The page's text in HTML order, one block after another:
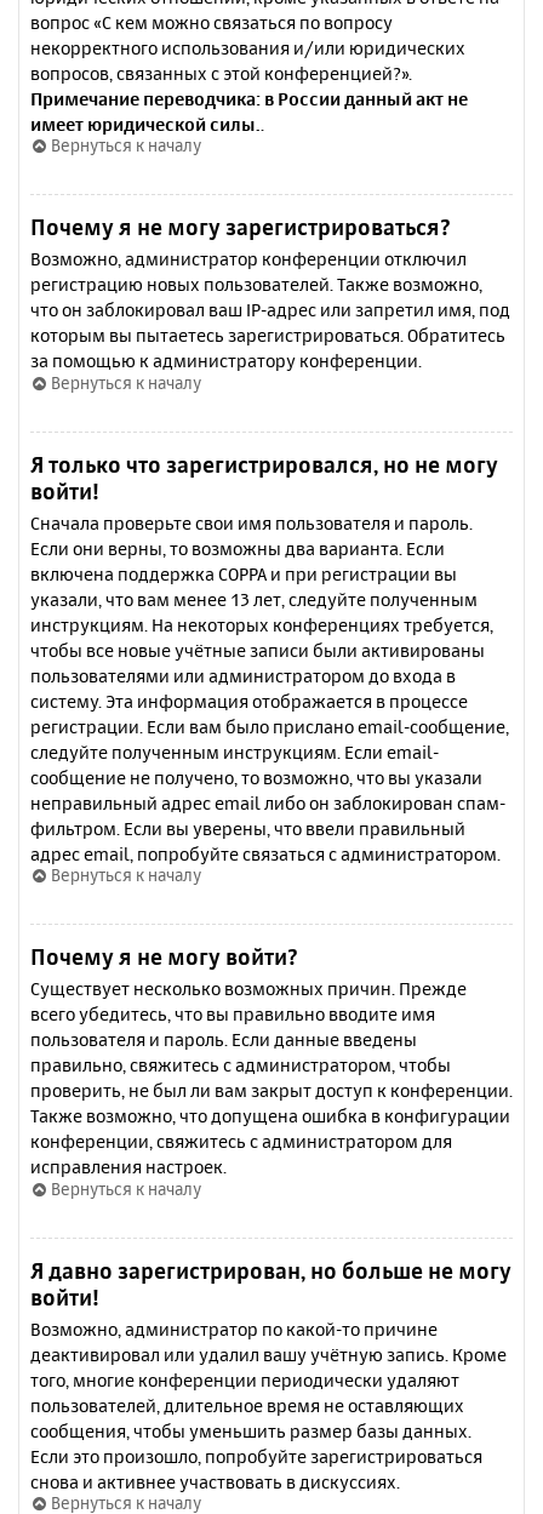
вопрос «С кем можно связаться по вопросу
некорректного использования и/или юридических
вопросов, связанных с этой конференцией?».
Примечание переводчика: в России данный акт не
имеет юридической силы.
Вернуться к началу
Почему я не могу зарегистрироваться?
Возможно, администратор конференции отключил
регистрацию новых пользователей. Также возможно,
что он заблокировал ваш IP-адрес или запретил имя, под
которым вы пытаетесь зарегистрироваться. Обратитесь
за помощью к администратору конференции.
Вернуться к началу
Я только что зарегистрировался, но не могу
войти!
Сначала проверьте свои имя пользователя и пароль.
Если они верны, то возможны два варианта. Если
включена поддержка COPPA и при регистрации вы
указали, что вам менее 13 лет, следуйте полученным
инструкциям. На некоторых конференциях требуется,
чтобы все новые учётные записи были активированы
пользователями или администратором до входа в
систему. Эта информация отображается в процессе
регистрации. Если вам было прислано email-сообщение,
следуйте полученным инструкциям. Если email-
сообщение не получено, то возможно, что вы указали
неправильный адрес email либо он заблокирован спам-
фильтром. Если вы уверены, что ввели правильный
адрес email, попробуйте связаться с администратором.
Вернуться к началу
Почему я не могу войти?
Существует несколько возможных причин. Прежде
всего убедитесь, что вы правильно вводите имя
пользователя и пароль. Если данные введены
правильно, свяжитесь с администратором, чтобы
проверить, не был ли вам закрыт доступ к конференции.
Также возможно, что допущена ошибка в конфигурации
конференции, свяжитесь с администратором для
исправления настроек.
Вернуться к началу
Я давно зарегистрирован, но больше не могу
войти!
Возможно, администратор по какой-то причине
деактивировал или удалил вашу учётную запись. Кроме
того, многие конференции периодически удаляют
пользователей, длительное время не оставляющих
сообщения, чтобы уменьшить размер базы данных.
Если это произошло, попробуйте зарегистрироваться
снова и активнее участвовать в дискуссиях.
Вернуться к началу